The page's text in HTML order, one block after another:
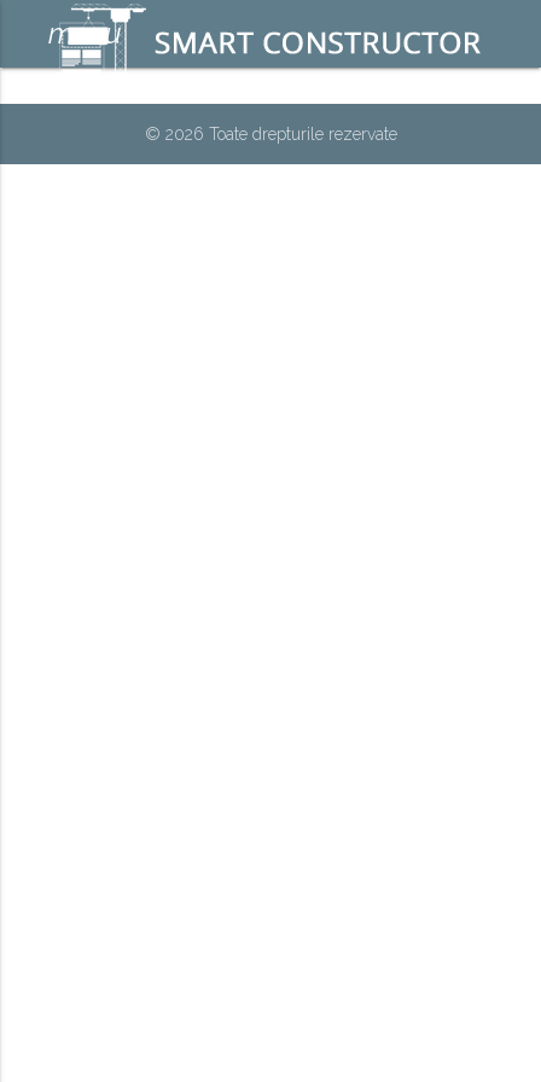
menu
© 2026 Toate drepturile rezervate